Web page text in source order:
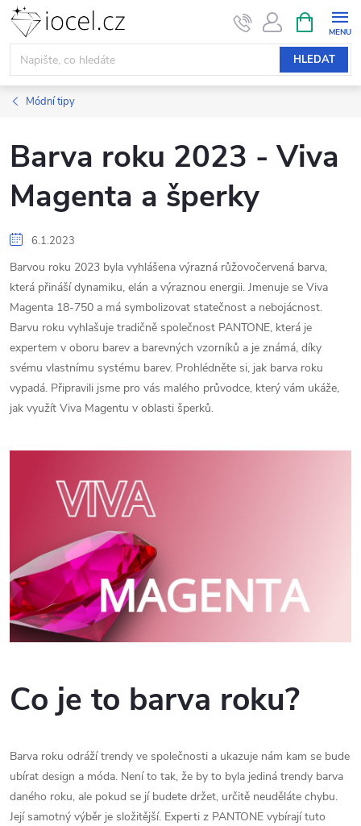
Přejít
obsah
HLEDAT
NÁKUPNÍ
KOŠÍK
Módní tipy
Barva roku 2023 - Viva
Magenta a šperky
6.1.2023
Barvou roku 2023 byla vyhlášena výrazná růžovočervená barva,
která přináší dynamiku, elán a výraznou energii. Jmenuje se Viva
Magenta 18-750 a má symbolizovat statečnost a nebojácnost.
Barvu roku vyhlašuje tradičně společnost PANTONE, která je
expertem v oboru barev a barevných vzorníků a je známá, díky
svému vlastnímu systému barev. Prohlédněte si, jak barva roku
vypadá. Připravili jsme pro vás malého průvodce, který vám ukáže,
jak využít Viva Magentu v oblasti šperků.
Co je to barva roku?
Barva roku odráží trendy ve společnosti a ukazuje nám kam se bude
ubírat design a móda. Není to tak, že by to byla jediná trendy barva
daného roku, ale pokud se jí budete držet, určitě neuděláte chybu.
Její samotný výběr je složitější. Experti z PANTONE vybírají tuto